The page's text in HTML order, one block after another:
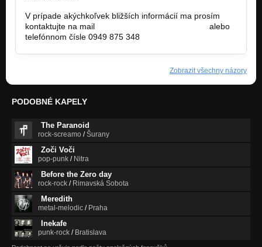
V prípade akýchkoľvek bližších informácií ma prosím
kontaktujte na mail
alebo
telefónnom čísle 0949 875 348
Zobrazit všechny názory
PODOBNÉ KAPELY
The Paranoid
rock-screamo /Šurany
Zoči Voči
pop-punk / Nitra
Before the Zero day
rock-rock / Rimavská Sobota
Meredith
metal-melodic / Praha
Inekafe
punk-rock / Bratislava